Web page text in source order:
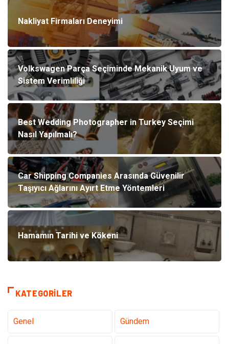
Nakliyat Firmaları Deneyimi
Volkswagen Parça Seçiminde Mekanik Uyum ve
Sistem Verimliliği
Best Wedding Photographer in Turkey Seçimi
Nasıl Yapılmalı?
Car Shipping Companies Arasında Güvenilir
Taşıyıcı Ağlarını Ayırt Etme Yöntemleri
Hamamın Tarihi ve Kökeni
KATEGORILER
Genel Gündem